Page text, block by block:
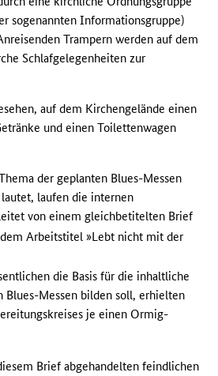
sogenannten Informationsgruppe)
Trampern werden auf dem
Schlafgelegenheiten zur
auf dem Kirchengelände einen
und einen Toilettenwagen
der geplanten Blues-Messen
laufen die internen
von einem gleichbetitelten Brief
Arbeitstitel »Lebt nicht mit der
die Basis für die inhaltliche
Blues-Messen bilden soll, erhielten
je einen Ormig-
Brief abgehandelten feindlichen